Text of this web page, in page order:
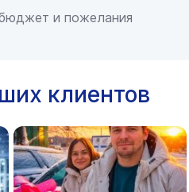
и пожелания
клиентов